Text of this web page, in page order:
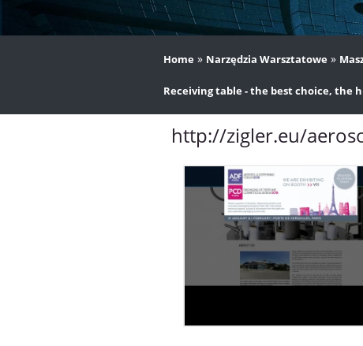
Home » Narzędzia Warsztatowe »
Receiving table - the best choice, the
http://zigler.eu/